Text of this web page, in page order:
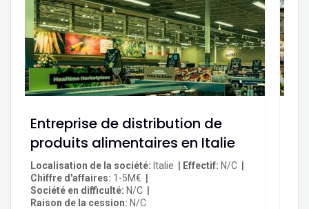
Entreprise de distribution de
produits alimentaires en Italie
Localisation de la société Italie Effectif N/C
Chiffre d'affaires 1-5M€
Société en difficulté N/C
Raison de la cession N/C